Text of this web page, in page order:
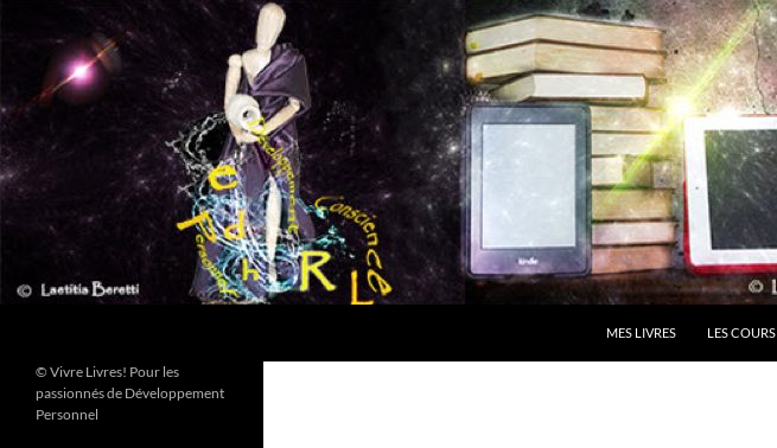
contenu
MES LIVRES LES COURS
© Vivre Livres! Pour les
passionnés de Développement
Personnel